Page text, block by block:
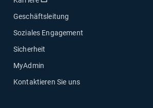
Geschäftsleitung
Soziales Engagement
Sicherheit
MyAdmin
Kontaktieren Sie uns